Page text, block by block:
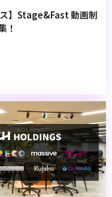
】Stage&Fast 動画制
！